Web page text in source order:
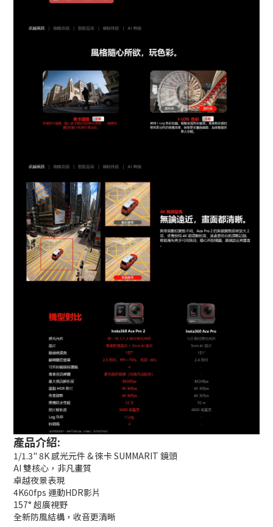
產品介紹:
1/1.3" 8K 感光元件 & 徠卡 SUMMARIT 鏡頭
AI 雙核心，非凡畫質
卓越夜景表現
4K60fps 運動HDR影片
157° 超廣視野
全新防風結構，收音更清晰